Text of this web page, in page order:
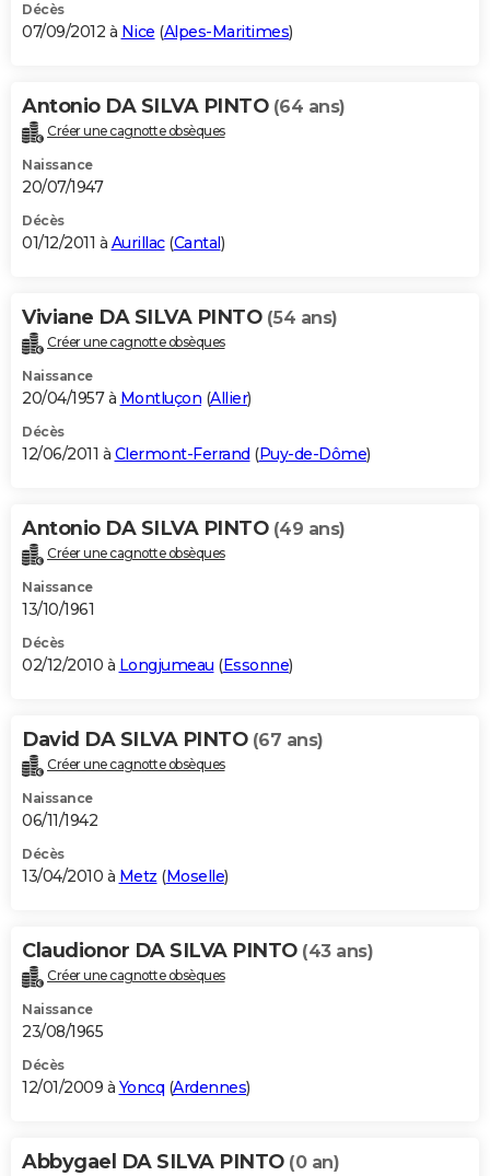
Décès
07/09/2012 à Nice (Alpes-Maritimes)
Antonio DA SILVA PINTO (64 ans)
Créer une cagnotte obsèques
Naissance
20/07/1947
Décès
01/12/2011 à Aurillac(Cantal)
Viviane DA SILVA PINTO (54 ans)
Créer une cagnotte obsèques
Naissance
20/04/1957 à Montluçon (Allier)
Décès
12/06/2011 à Clermont-Ferrand (Puy-de-Dôme)
Antonio DA SILVA PINTO (49 ans)
Créer une cagnotte obsèques
Naissance
13/10/1961
Décès
02/12/2010 à Longjumeau (Essonne)
David DA SILVA PINTO (67 ans)
Créer une cagnotte obsèques
Naissance
06/11/1942
Décès
13/04/2010 à Metz (Moselle)
Claudionor DA SILVA PINTO (43 ans)
Créer une cagnotte obsèques
Naissance
23/08/1965
Décès
12/01/2009 à Yoncq (Ardennes)
Abbygael DA SILVA PINTO (0 an)